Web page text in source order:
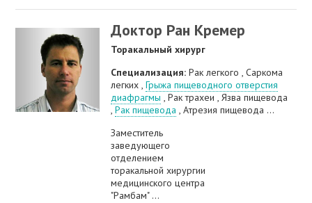
Доктор Ран Кремер
Торакальный хирург
Специализация:Рак легкого , Саркома
легких ,Грыжа пищеводного отверстия
диафрагмы , Рак трахеи , Язва пищевода
,Рак пищевода , Атрезия пищевода ...
Заместитель
заведующего
отделением
торакальной хирургии
медицинского центра
"Рамбам" ...